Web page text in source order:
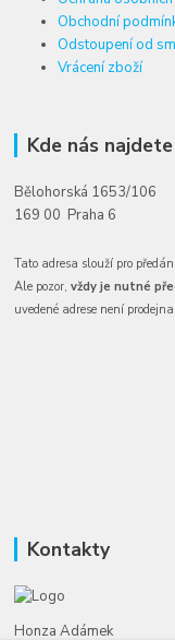
Obchodní
Odstoupení od
Vrácení zboží
Kde nás najdete
Bělohorská 1653/106
169 00 Praha 6
Tato adresa slouží pro
Ale pozor,vždy je nutné
uvedené adrese není prodejna!
Kontakty
Honza Adámek